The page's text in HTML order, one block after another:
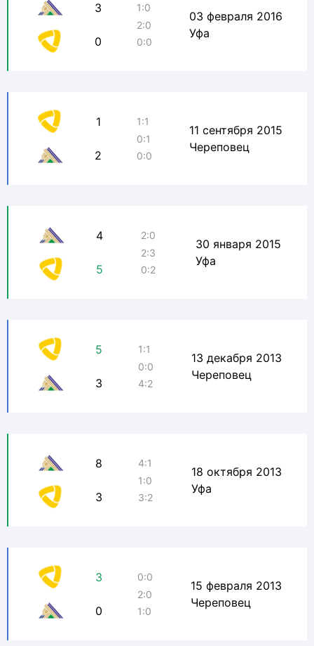
3
0
1:0
2:0
0:0
03 февраля 2016
Уфа
1
2
1:1
0:1
0:0
11 сентября 2015
Череповец
4
5
2:0
2:3
0:2
30 января 2015
Уфа
5
3
1:1
0:0
4:2
13 декабря 2013
Череповец
8
3
4:1
1:0
3:2
18 октября 2013
Уфа
3
0
0:0
2:0
1:0
15 февраля 2013
Череповец